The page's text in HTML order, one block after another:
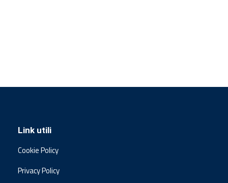
Link utili
Cookie Policy
Privacy Policy